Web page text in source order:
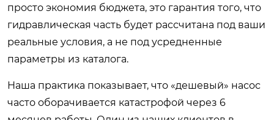
просто экономия бюджета, это гарантия того, что
гидравлическая часть будет рассчитана под ваши
реальные условия, а не под усредненные
параметры из каталога.
Наша практика показывает, что «дешевый» насос
часто оборачивается катастрофой через 6